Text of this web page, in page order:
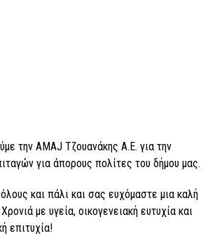
την AMAJ Τζουανάκης Α.Ε. για την
για άπορους πολίτες του δήμου μας.
και πάλι και σας ευχόμαστε μια καλή
με υγεία, οικογενειακή ευτυχία και
επιτυχία!